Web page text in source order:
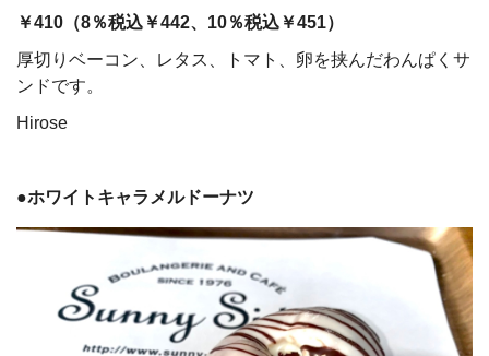
￥410（8％税込￥442、 10％税込￥451）
厚切りベーコン、レタス、トマト、卵を挟んだわんぱくサ
ンドです。
Hirose
●ホワイトキャラメルドーナツ